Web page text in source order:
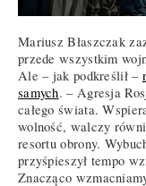
Mariusz Błaszczak
przede wszystkim
Ale – jak podkreślił –
samych. – Agresja
całego świata.
wolność, walczy
resortu obrony.
przyśpieszył tempo
Znacząco